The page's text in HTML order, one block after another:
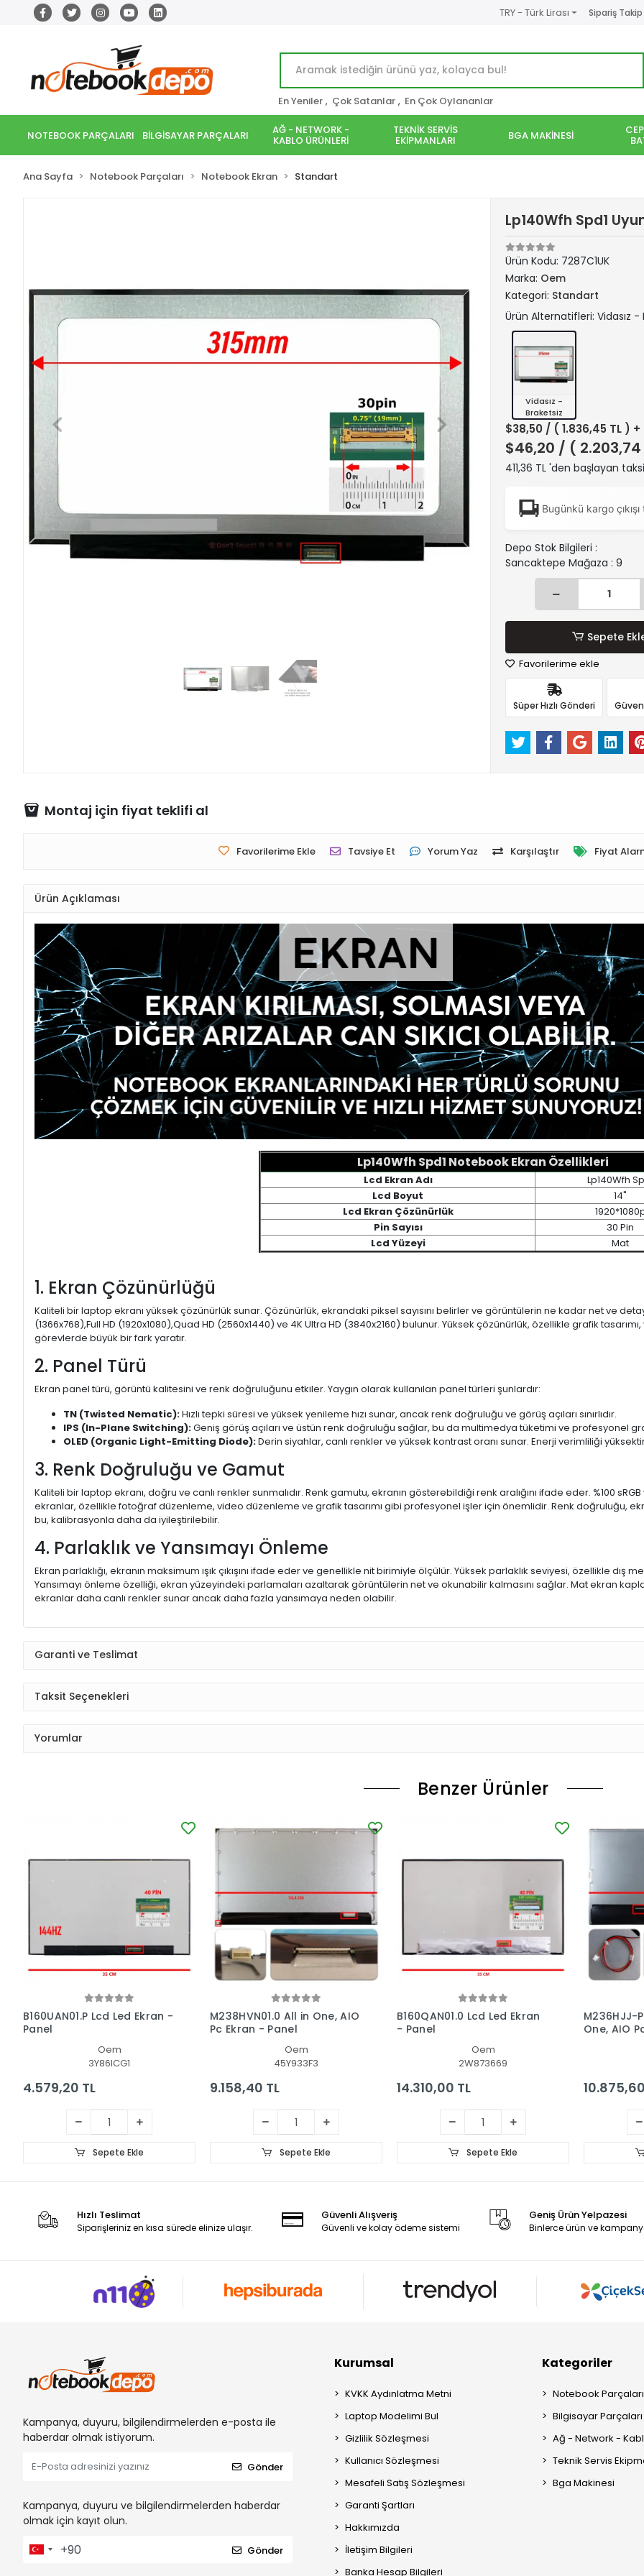
TRY - Türk Lirası Sipariş Takip
En Yeniler , Çok Satanlar , En Çok Oylananlar
NOTEBOOK PARÇALARI BİLGİSAYAR PARÇALARI AĞ - NETWORK -
KABLO ÜRÜNLERİ
TEKNİK SERVİS
EKİPMANLARI BGA MAKİNESİ
Ana Sayfa Notebook Parçaları Notebook Ekran Standart
Lp140Wfh Spd1
Ürün Kodu: 7287C1UK
Marka: Oem
Kategori: Standart
Ürün Alternatifleri: Vidasız -
Vidasız -
Braketsiz
$38,50 / ( 1.836,45 TL ) +
$46,20 / ( 2.203,74
411,36 TL 'den başlayan
Bugünkü kargo
Depo Stok Bilgileri :
Sancaktepe Mağaza : 9
Sepete
Favorilerime ekle
Süper Hızlı Gönderi
Montaj için fiyat teklifi al
Favorilerime Ekle Tavsiye Et Yorum Yaz Karşılaştır Fiyat
Ürün Açıklaması
Lp140Wfh Spd1 Notebook Ekran Özellikleri
Lcd Ekran Adı
Lp140Wfh
Lcd Boyut
14"
Lcd Ekran Çözünürlük
Pin Sayısı
30 Pin
Lcd Yüzeyi
Mat
1. Ekran Çözünürlüğü
Kaliteli bir laptop ekranı yüksek çözünürlük sunar. Çözünürlük, ekrandaki piksel sayısını belirler ve görüntülerin ne kadar net ve
(1366x768),Full HD (1920x1080),Quad HD (2560x1440) ve 4K Ultra HD (3840x2160) bulunur. Yüksek çözünürlük, özellikle grafik
görevlerde büyük bir fark yaratır.
2. Panel Türü
Ekran panel türü, görüntü kalitesini ve renk doğruluğunu etkiler. Yaygın olarak kullanılan panel türleri şunlardır:
TN (Twisted Nematic):Hızlı tepki süresi ve yüksek yenileme hızı sunar, ancak renk doğruluğu ve görüş açıları sınırlıdır.
IPS (In-Plane Switching):Geniş görüş açıları ve üstün renk doğruluğu sağlar, bu da multimedya tüketimi ve profesyonel
OLED (Organic Light-Emitting Diode):Derin siyahlar, canlı renkler ve yüksek kontrast oranı sunar. Enerji verimliliği
3. Renk Doğruluğu ve Gamut
Kaliteli bir laptop ekranı, doğru ve canlı renkler sunmalıdır. Renk gamutu, ekranın gösterebildiği renk aralığını ifade eder. %100
ekranlar, özellikle fotoğraf düzenleme, video düzenleme ve grafik tasarımı gibi profesyonel işler için önemlidir. Renk doğruluğu,
bu, kalibrasyonla daha da iyileştirilebilir.
4. Parlaklık ve Yansımayı Önleme
Ekran parlaklığı, ekranın maksimum ışık çıkışını ifade eder ve genellikle nit birimiyle ölçülür. Yüksek parlaklık seviyesi, özellikle dış
Yansımayı önleme özelliği, ekran yüzeyindeki parlamaları azaltarak görüntülerin net ve okunabilir kalmasını sağlar. Mat ekran
ekranlar daha canlı renkler sunar ancak daha fazla yansımaya neden olabilir.
Garanti ve Teslimat
Taksit Seçenekleri
Yorumlar
Benzer Ürünler
B160UAN01.P Lcd Led Ekran -
Panel
Oem
3Y86ICG1
4.579,20 TL
Sepete Ekle
M238HVN01.0 All in One, AIO
Pc Ekran - Panel
Oem
45Y933F3
9.158,40 TL
Sepete Ekle
B160QAN01.0 Lcd Led Ekran
- Panel
Oem
2W873669
14.310,00 TL
Sepete Ekle
M236HJJ-
One, AIO
Hızlı Teslimat
Siparişleriniz en kısa sürede elinize ulaşır.
Güvenli Alışveriş
Güvenli ve kolay ödeme sistemi
Geniş Ürün Yelpazesi
Binlerce ürün ve
Kampanya, duyuru, bilgilendirmelerden e-posta ile
haberdar olmak istiyorum.
Gönder
Kampanya, duyuru ve bilgilendirmelerden haberdar
olmak için kayıt olun.
Gönder
Kurumsal
KVKK Aydınlatma Metni
Laptop Modelimi Bul
Gizlilik Sözleşmesi
Kullanıcı Sözleşmesi
Mesafeli Satış Sözleşmesi
Garanti Şartları
Hakkımızda
İletişim Bilgileri
Banka Hesap Bilgileri
Kategoriler
Notebook Parçaları
Bilgisayar Parçaları
Ağ - Network -
Teknik Servis
Bga Makinesi